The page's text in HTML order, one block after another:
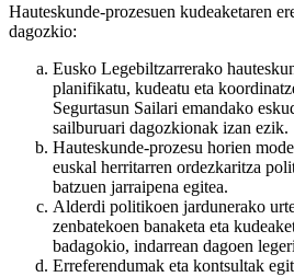
Hauteskunde-prozesuen kudeaketaren
dagozkio:
Eusko Legebiltzarrerako
planifikatu, kudeatu eta
Segurtasun Sailari emandako
sailburuari dagozkionak izan ezik.
Hauteskunde-prozesu horien
euskal herritarren ordezkaritza
batzuen jarraipena egitea.
Alderdi politikoen jardunerako
zenbatekoen banaketa eta
badagokio, indarrean dagoen
Erreferendumak eta kontsultak